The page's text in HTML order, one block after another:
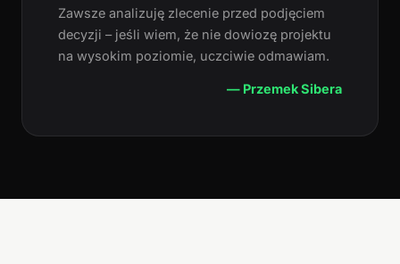
Zawsze analizuję zlecenie przed podjęciem
decyzji – jeśli wiem, że nie dowiozę projektu
na wysokim poziomie, uczciwie odmawiam.
— Przemek Sibera